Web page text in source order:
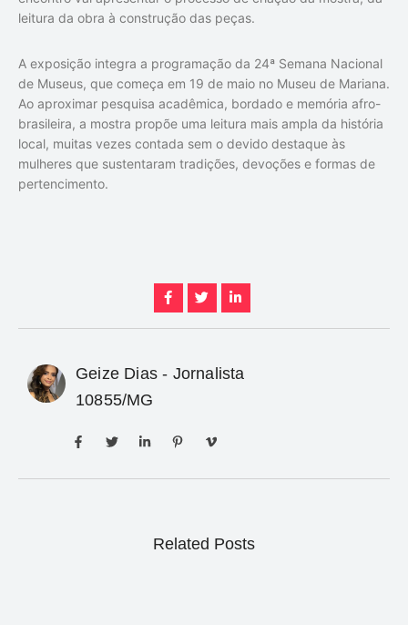
leitura da obra à construção das peças.
A exposição integra a programação da 24ª Semana Nacional
de Museus, que começa em 19 de maio no Museu de Mariana.
Ao aproximar pesquisa acadêmica, bordado e memória afro-
brasileira, a mostra propõe uma leitura mais ampla da história
local, muitas vezes contada sem o devido destaque às
mulheres que sustentaram tradições, devoções e formas de
pertencimento.
Geize Dias - Jornalista
10855/MG
Related Posts